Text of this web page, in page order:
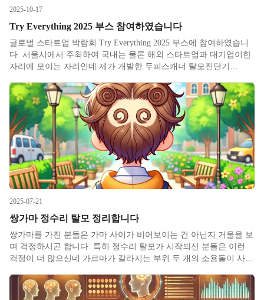
2025-10-17
Try Everything 2025 부스 참여하였습니다
글로벌 스타트업 박람회 Try Everything 2025 부스에 참여하였습니
다. 서울시에서 주최하여 국내는 물론 해외 스타트업과 대기업이한
자리에 모이는 자리인데 제가 개발한 두피스캐너 탈모진단기
는데 많은 분들이 크게 관심을 가져주셔서 흥행할 수 있었습니다
2025-07-21
쌍가마 정수리 탈모 정리합니다
쌍가마를 가진 분들은 가마 사이가 비어보이는 건 아닌지 거울을 보
며 걱정하시곤 합니다. 특히 정수리 탈모가 시작되신 분들은 이런
걱정이 더 많으신데 가르마가 갈라지는 부위 두 개의 소용돌이 사이
이런 걱정과 고민을 잘 이해하고 있으며 쌍가마는 그 자체로는 질병
이 아니